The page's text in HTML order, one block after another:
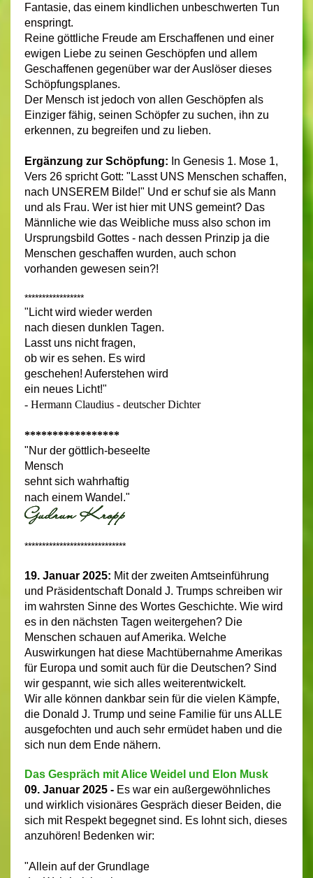
Fantasie, das einem kindlichen unbeschwerten Tun
enspringt.
Reine göttliche Freude am Erschaffenen und einer
ewigen Liebe zu seinen Geschöpfen und allem
Geschaffenen gegenüber war der Auslöser dieses
Schöpfungsplanes.
Der Mensch ist jedoch von allen Geschöpfen als
Einziger fähig, seinen Schöpfer zu suchen, ihn zu
erkennen, zu begreifen und zu lieben.
Ergänzung zur Schöpfung: In Genesis 1. Mose 1,
Vers 26 spricht Gott: "Lasst UNS Menschen schaffen,
nach UNSEREM Bilde!" Und er schuf sie als Mann
und als Frau. Wer ist hier mit UNS gemeint? Das
Männliche wie das Weibliche muss also schon im
Ursprungsbild Gottes - nach dessen Prinzip ja die
Menschen geschaffen wurden, auch schon
vorhanden gewesen sein?!
*****************
"Licht wird wieder werden
nach diesen dunklen Tagen.
Lasst uns nicht fragen,
ob wir es sehen. Es wird
geschehen! Auferstehen wird
ein neues Licht!"
- Hermann Claudius - deutscher Dichter
*****************
"Nur der göttlich-beseelte
Mensch
sehnt sich wahrhaftig
nach einem Wandel."
*****************************
19. Januar 2025: Mit der zweiten Amtseinführung
und Präsidentschaft Donald J. Trumps schreiben wir
im wahrsten Sinne des Wortes Geschichte. Wie wird
es in den nächsten Tagen weitergehen? Die
Menschen schauen auf Amerika. Welche
Auswirkungen hat diese Machtübernahme Amerikas
für Europa und somit auch für die Deutschen? Sind
wir gespannt, wie sich alles weiterentwickelt.
Wir alle können dankbar sein für die vielen Kämpfe,
die Donald J. Trump und seine Familie für uns ALLE
ausgefochten und auch sehr ermüdet haben und die
sich nun dem Ende nähern.
Das Gespräch mit Alice Weidel und Elon Musk
09. Januar 2025 - Es war ein außergewöhnliches
und wirklich visionäres Gespräch dieser Beiden, die
sich mit Respekt begegnet sind. Es lohnt sich, dieses
anzuhören! Bedenken wir:
"Allein auf der Grundlage